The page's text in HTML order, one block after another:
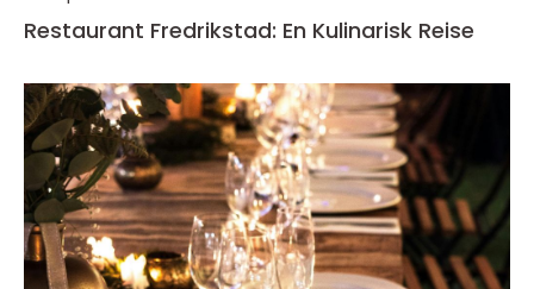
Restaurant Fredrikstad: En Kulinarisk Reise